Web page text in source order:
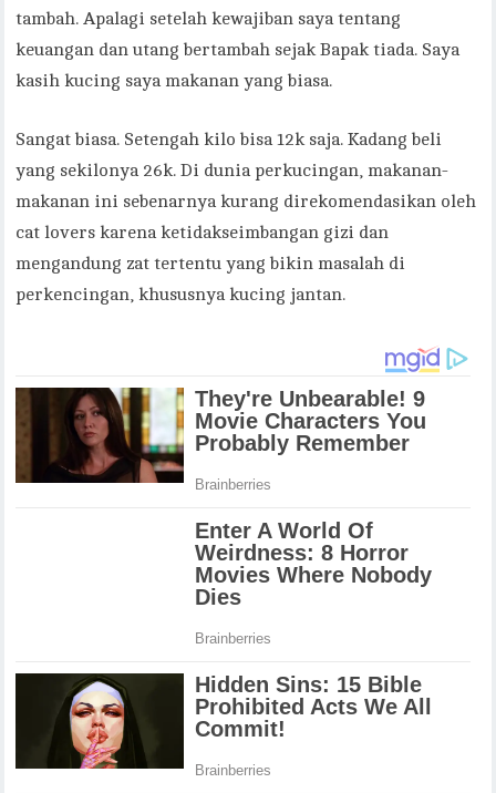
tambah. Apalagi setelah kewajiban saya tentang
keuangan dan utang bertambah sejak Bapak tiada. Saya
kasih kucing saya makanan yang biasa.
Sangat biasa. Setengah kilo bisa 12k saja. Kadang beli
yang sekilonya 26k. Di dunia perkucingan, makanan-
makanan ini sebenarnya kurang direkomendasikan oleh
cat lovers karena ketidakseimbangan gizi dan
mengandung zat tertentu yang bikin masalah di
perkencingan, khususnya kucing jantan.